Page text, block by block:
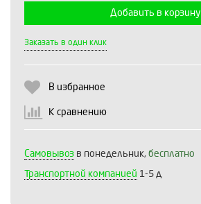
Добавить в корзину
Заказать в один клик
В избранное
К сравнению
Самовывоз в понедельник, бесплатно
Транспортной компанией 1-5 д